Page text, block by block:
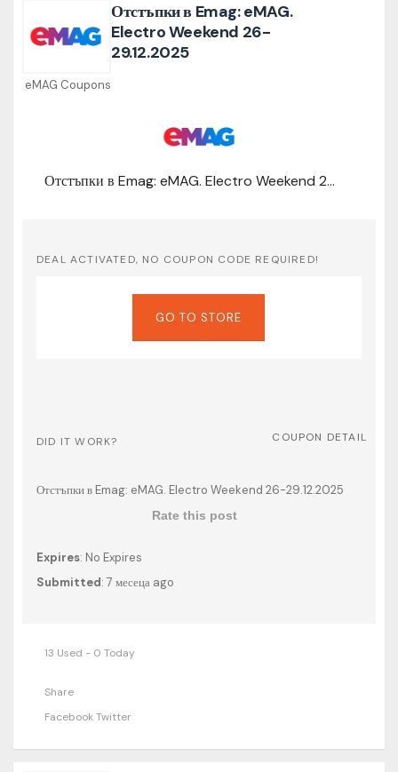
eMAG Coupons
Отстъпки в Emag: eMAG.
Electro Weekend 26-
29.12.2025
Отстъпки в Emag: eMAG. Electro Weekend 26-29.12.2025
DEAL ACTIVATED, NO COUPON CODE REQUIRED!
GO TO STORE
DID IT WORK? COUPON DETAIL
Отстъпки в Emag: eMAG. Electro Weekend 26-29.12.2025
Rate this post
Expires: No Expires
Submitted: 7 месеца ago
13 Used - 0 Today
Share
FacebookTwitter